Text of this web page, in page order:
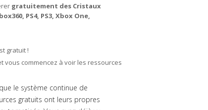
gratuitement des Cristaux
PS4, PS3, Xbox One,
gratuit !
commencez à voir les ressources
le système continue de
gratuits ont leurs propres